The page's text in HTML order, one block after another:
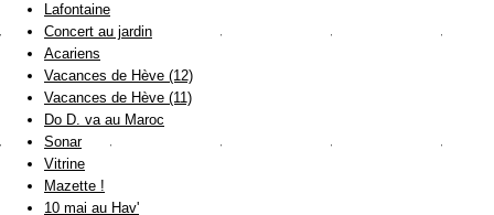
Lafontaine
Concert au jardin
Acariens
Vacances de Hève (12)
Vacances de Hève (11)
Do D. va au Maroc
Sonar
Vitrine
Mazette !
10 mai au Hav'